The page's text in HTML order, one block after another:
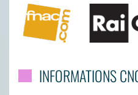
INFORMATIONS